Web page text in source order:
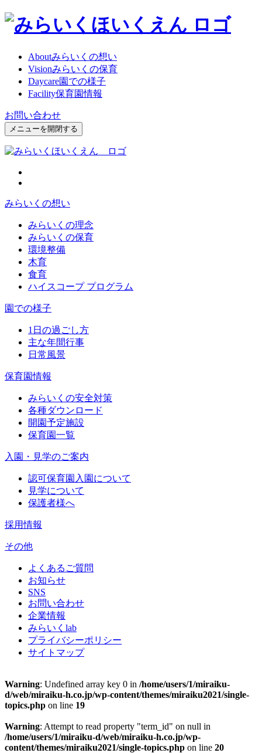
Aboutみらいくの想い
Visionみらいくの保育
Daycare園での様子
Facility保育園情報
お問い合わせ
メニューを開閉する
みらいくの想い
みらいくの理念
みらいくの保育
環境整備
木育
食育
ハイスコープ プログラム
園での様子
1日の過ごし方
主な年間行事
日常風景
保育園情報
みらいくの安全対策
各種ダウンロード
開園予定施設
保育園一覧
入園・見学のご案内
認可保育園入園について
見学について
保護者様へ
採用情報
その他
よくあるご質問
お知らせ
SNS
お問い合わせ
企業情報
みらいくlab
プライバシーポリシー
サイトマップ
Warning: Undefined array key 0 in /home/users/1/miraiku-
d/web/miraiku-h.co.jp/wp-content/themes/miraiku2021/single-
topics.php on line 19
Warning: Attempt to read property "term_id" on null in
/home/users/1/miraiku-d/web/miraiku-h.co.jp/wp-
content/themes/miraiku2021/single-topics.php on line 20